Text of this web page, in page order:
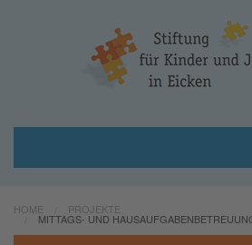
Über uns
HOME PROJEKTE
MITTAGS- UND